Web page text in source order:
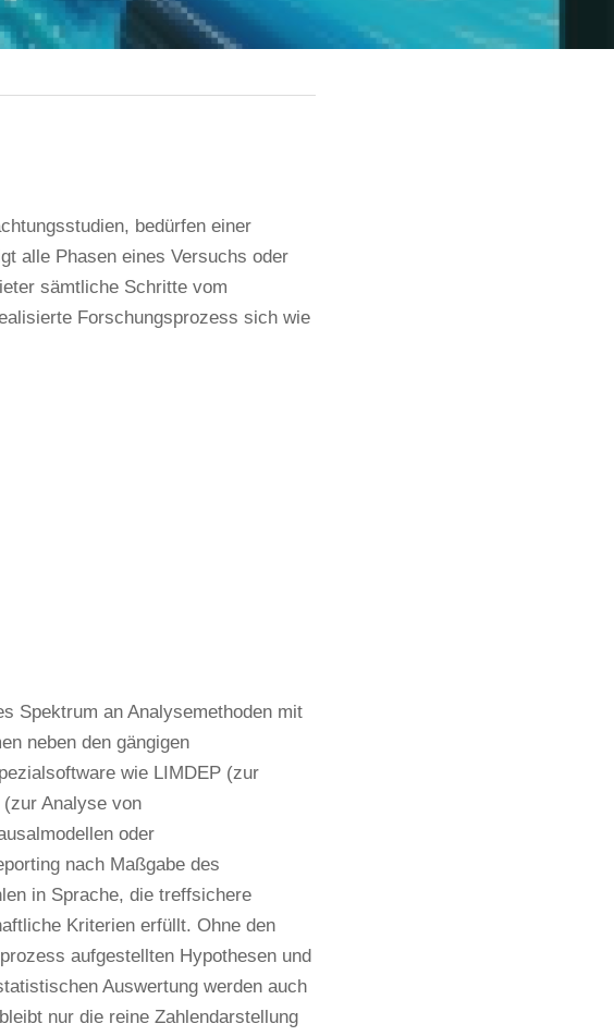
bedürfen einer
alle Phasen eines Versuchs oder
sämtliche Schritte vom
Forschungsprozess sich wie
Spektrum an Analysemethoden mit
neben den gängigen
wie LIMDEP (zur
Analyse von
oder
nach Maßgabe des
in Sprache, die treffsichere
Kriterien erfüllt. Ohne den
aufgestellten Hypothesen und
Auswertung werden auch
nur die reine Zahlendarstellung